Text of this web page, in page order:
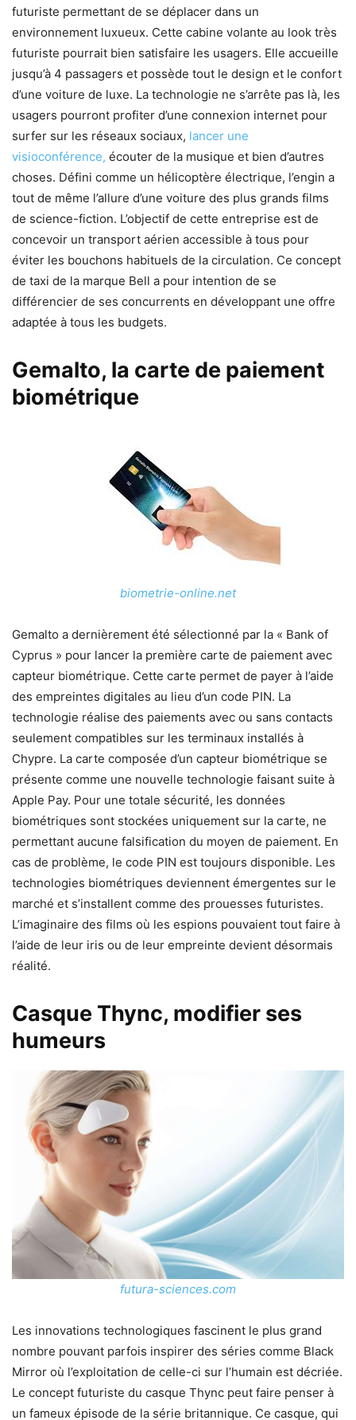
futuriste permettant de se déplacer dans un
environnement luxueux. Cette cabine volante au look très
futuriste pourrait bien satisfaire les usagers. Elle accueille
jusqu’à 4 passagers et possède tout le design et le confort
d’une voiture de luxe. La technologie ne s’arrête pas là, les
usagers pourront profiter d’une connexion internet pour
surfer sur les réseaux sociaux, lancer une
visioconférence, écouter de la musique et bien d’autres
choses. Défini comme un hélicoptère électrique, l’engin a
tout de même l’allure d’une voiture des plus grands films
de science-fiction. L’objectif de cette entreprise est de
concevoir un transport aérien accessible à tous pour
éviter les bouchons habituels de la circulation. Ce concept
de taxi de la marque Bell a pour intention de se
différencier de ses concurrents en développant une offre
adaptée à tous les budgets.
Gemalto, la carte de paiement
biométrique
biometrie-online.net
Gemalto a dernièrement été sélectionné par la « Bank of
Cyprus » pour lancer la première carte de paiement avec
capteur biométrique. Cette carte permet de payer à l’aide
des empreintes digitales au lieu d’un code PIN. La
technologie réalise des paiements avec ou sans contacts
seulement compatibles sur les terminaux installés à
Chypre. La carte composée d’un capteur biométrique se
présente comme une nouvelle technologie faisant suite à
Apple Pay. Pour une totale sécurité, les données
biométriques sont stockées uniquement sur la carte, ne
permettant aucune falsification du moyen de paiement. En
cas de problème, le code PIN est toujours disponible. Les
technologies biométriques deviennent émergentes sur le
marché et s’installent comme des prouesses futuristes.
L’imaginaire des films où les espions pouvaient tout faire à
l’aide de leur iris ou de leur empreinte devient désormais
réalité.
Casque Thync, modifier ses
humeurs
futura-sciences.com
Les innovations technologiques fascinent le plus grand
nombre pouvant parfois inspirer des séries comme Black
Mirror où l’exploitation de celle-ci sur l’humain est décriée.
Le concept futuriste du casque Thync peut faire penser à
un fameux épisode de la série britannique. Ce casque, qui